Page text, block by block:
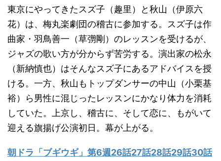
東京にやってきたスズ子（趣里）と秋山（伊原六
花）は、梅丸楽劇団の稽古に参加する。スズ子は作
曲家・羽鳥善一（草彅剛）のレッスンを受けるが、
ジャズの歌い方が分からず苦労する。演出家の松永
（新納慎也）はそんなスズ子にあるアドバイスを授
ける。一方、秋山もトップダンサーの中山（小栗基
裕）ら男性に混じったレッスンにかなり体力を消耗
していた。上京し、稽古に、そして恋に、もがいて
迎える旗揚げ公演初日。幕が上がる。
朝ドラ「ブギウギ」第6週26話27話28話29話30話